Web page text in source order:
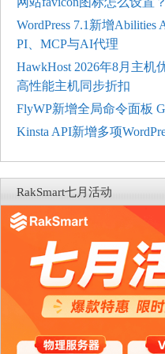
WordPress 7.1新增
PI、MCP与AI代理
HawkHost 2026年8月主机
高性能主机同步折扣
FlyWP新增全局命令面板
Kinsta API新增多项
RakSmart七月活动